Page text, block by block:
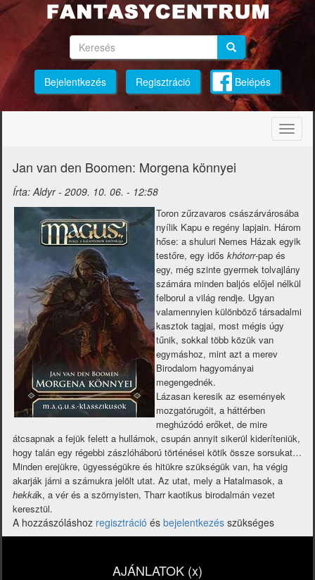
Ugrás
tartalomra
Keresés Keresés
Bejelentkezés Regisztráció Belépés
Jan van den Boomen: Morgena könnyei
Írta:Aldyr- 2009. 10. 06. - 12:58
Toron zűrzavaros császárvárosába
nyílik Kapu e regény lapjain. Három
hőse: a shuluri Nemes Házak egyik
testőre, egy idős khótorr-pap és
egy, még szinte gyermek tolvajlány
számára minden baljós előjel nélkül
felborul a világ rendje. Ugyan
valamennyien különböző társadalmi
kasztok tagjai, most mégis úgy
tűnik, sokkal több közük van
egymáshoz, mint azt a merev
Birodalom hagyományai
megengednék.
Lázasan keresik az események
mozgatórugóit, a háttérben
meghúzódó erőket, de mire
átcsapnak a fejük felett a hullámok, csupán annyit sikerül kideríteniük,
hogy talán egy régebbi zászlóháború történései kötik össze sorsukat…
Minden erejükre, ügyességükre és hitükre szükségük van, ha végig
akarják járni a számukra jelölt utat. Az utat, mely a Hatalmasok, a
hekkák, a vér és a szörnyisten, Tharr kaotikus birodalmán vezet
keresztül.
A hozzászóláshoz regisztráció és bejelentkezés szükséges
AJÁNLATOK (x)